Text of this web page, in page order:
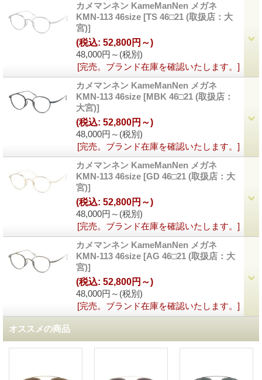
カメマンネン KameManNen メガネ
KMN-113 46size [TS 46□21 (取扱店：大
宮)]
48,000円～ (税別)
(税込: 52,800円～)
[完売。ブランド在庫を確認いたします。]
カメマンネン KameManNen メガネ
KMN-113 46size [MBK 46□21 (取扱店：
大宮)]
48,000円～ (税別)
(税込: 52,800円～)
[完売。ブランド在庫を確認いたします。]
カメマンネン KameManNen メガネ
KMN-113 46size [GD 46□21 (取扱店：大
宮)]
48,000円～ (税別)
(税込: 52,800円～)
[完売。ブランド在庫を確認いたします。]
カメマンネン KameManNen メガネ
KMN-113 46size [AG 46□21 (取扱店：大
宮)]
48,000円～ (税別)
(税込: 52,800円～)
[完売。ブランド在庫を確認いたします。]
オススメの商品